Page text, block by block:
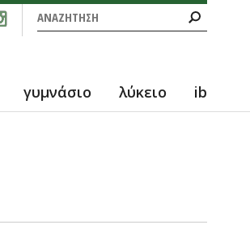
Φόρμα αναζήτησης
Αναζήτηση
γυμνάσιο λύκειο ib